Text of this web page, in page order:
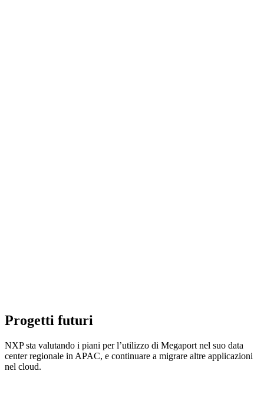
Progetti futuri
NXP sta valutando i piani per l’utilizzo di Megaport nel suo data
center regionale in APAC, e continuare a migrare altre applicazioni
nel cloud.